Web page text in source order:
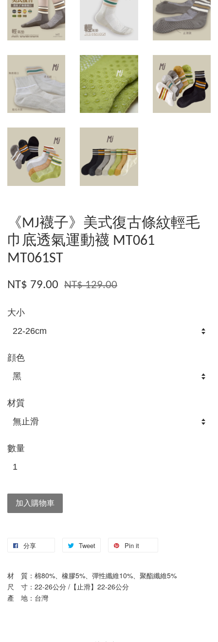
《MJ襪子》美式復古條紋輕毛
巾底透氣運動襪 MT061
MT061ST
NT$ 79.00 NT$ 129.00
大小
顔色
材質
數量
加入購物車
分享 Tweet Pin it
材　質：棉80%、橡膠5%、彈性纖維10%、聚酯纖維5%
尺　寸：22-26公分 /【止滑】22-26公分
產　地：台灣